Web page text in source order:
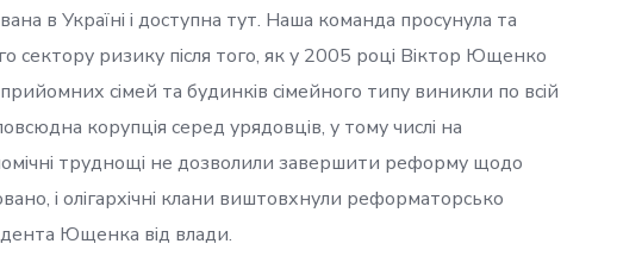
в Україні і доступна тут. Наша команда просунула та
сектору ризику після того, як у 2005 році Віктор Ющенко
сімей та будинків сімейного типу виникли по всій
корупція серед урядовців, у тому числі на
труднощі не дозволили завершити реформу щодо
і олігархічні клани виштовхнули реформаторсько
Ющенка від влади.